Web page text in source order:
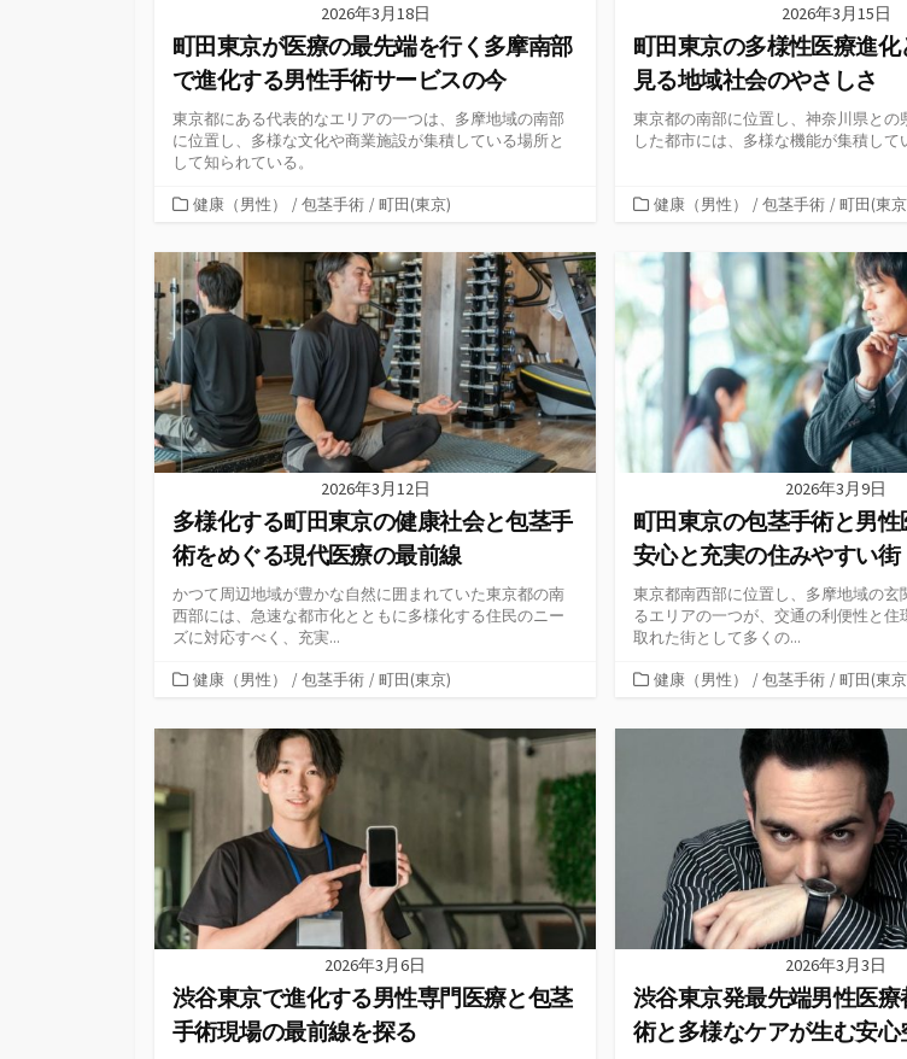
2026年3月18日
町田東京が医療の最先端を行く多摩南部
で進化する男性手術サービスの今
東京都にある代表的なエリアの一つは、多摩地域の南部
に位置し、多様な文化や商業施設が集積している場所と
して知られている。
カ
ゴ
リ
ー
健康（男性） / 包茎手術 / 町田(東京)
2026年3月15日
町田東京の多様性医療進
見る地域社会のやさしさ
東京都の南部に位置し、神奈川県との
した都市には、多様な機能が集積して
カ
ゴ
健康（男性） / 包茎手術 / 町田(東
2026年3月12日
多様化する町田東京の健康社会と包茎手
術をめぐる現代医療の最前線
かつて周辺地域が豊かな自然に囲まれていた東京都の南
西部には、急速な都市化とともに多様化する住民のニー
ズに対応すべく、充実...
カ
ゴ
健康（男性） / 包茎手術 / 町田(東京)
2026年3月9日
町田東京の包茎手術と男
安心と充実の住みやすい街
東京都南西部に位置し、多摩地域の玄
るエリアの一つが、交通の利便性と住
取れた街として多くの...
カ
ゴ
健康（男性） / 包茎手術 / 町田(東
2026年3月6日
渋谷東京で進化する男性専門医療と包茎
手術現場の最前線を探る
2026年3月3日
渋谷東京発最先端男性医
術と多様なケアが生む安心